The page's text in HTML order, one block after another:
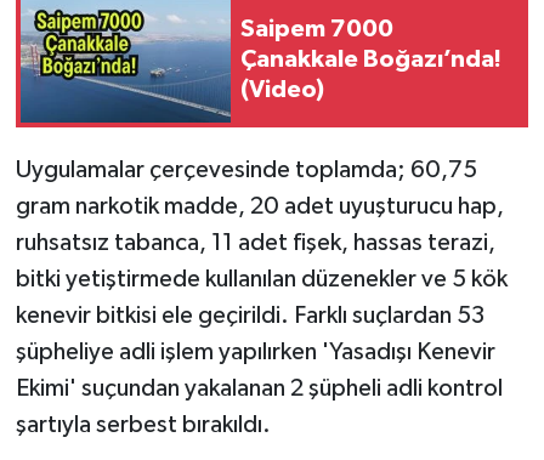
Saipem 7000
Çanakkale Boğazı’nda!
(Video)
Uygulamalar çerçevesinde toplamda; 60,75
gram narkotik madde, 20 adet uyuşturucu hap,
ruhsatsız tabanca, 11 adet fişek, hassas terazi,
bitki yetiştirmede kullanılan düzenekler ve 5 kök
kenevir bitkisi ele geçirildi. Farklı suçlardan 53
şüpheliye adli işlem yapılırken 'Yasadışı Kenevir
Ekimi' suçundan yakalanan 2 şüpheli adli kontrol
şartıyla serbest bırakıldı.